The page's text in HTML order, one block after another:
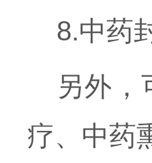
8.中药
另外
疗、中药